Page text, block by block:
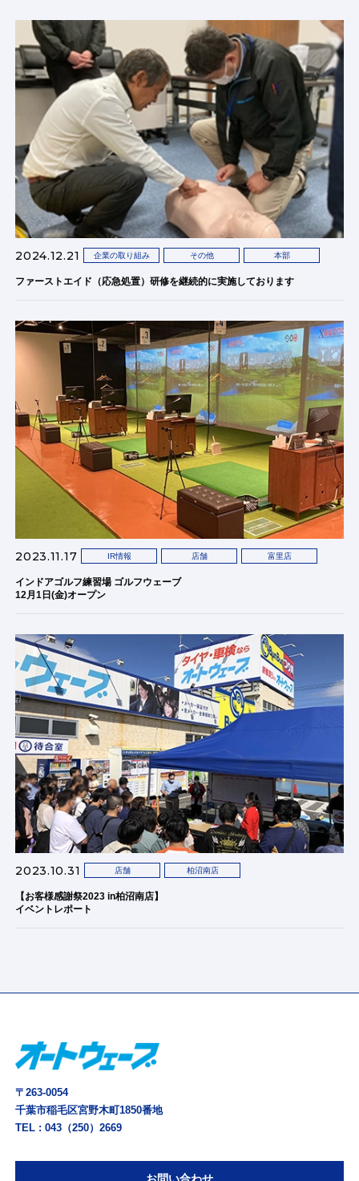
2024.12.21 企業の取り組み その他 本部
ファーストエイド（応急処置）研修を継続的に実施しております
2023.11.17 IR情報 店舗 富里店
インドアゴルフ練習場 ゴルフウェーブ
12月1日(金)オープン
2023.10.31 店舗 柏沼南店
【お客様感謝祭2023 in柏沼南店】
イベントレポート
〒263-0054
千葉市稲毛区宮野木町1850番地
TEL :043（250）2669